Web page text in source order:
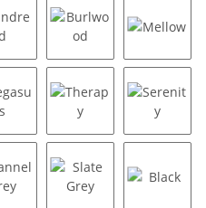
Kindred Burlwood Mellow
Pegasus Therapy Serenity